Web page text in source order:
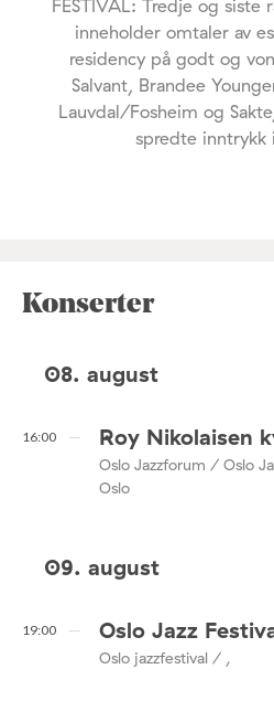
FESTIVAL: Tredje og
inneholder omtaler av
residency på godt og
Salvant, Brandee
Lauvdal/Fosheim og
spredte inntrykk
Konserter
08. august
16:00 Roy Nikolaisen
Oslo Jazzforum / Oslo
Oslo
09. august
19:00 Oslo Jazz
Oslo jazzfestival / ,